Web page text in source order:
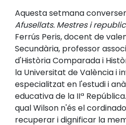
Aquesta setmana
Afusellats. Mestres i
Ferrús Peris, docent de
Secundària, professor
d'Història Comparada i
la Universitat de València i
especialitzat en l'estudi i
educativa de la IIª
qual Wilson n'és el
recuperar i dignificar la